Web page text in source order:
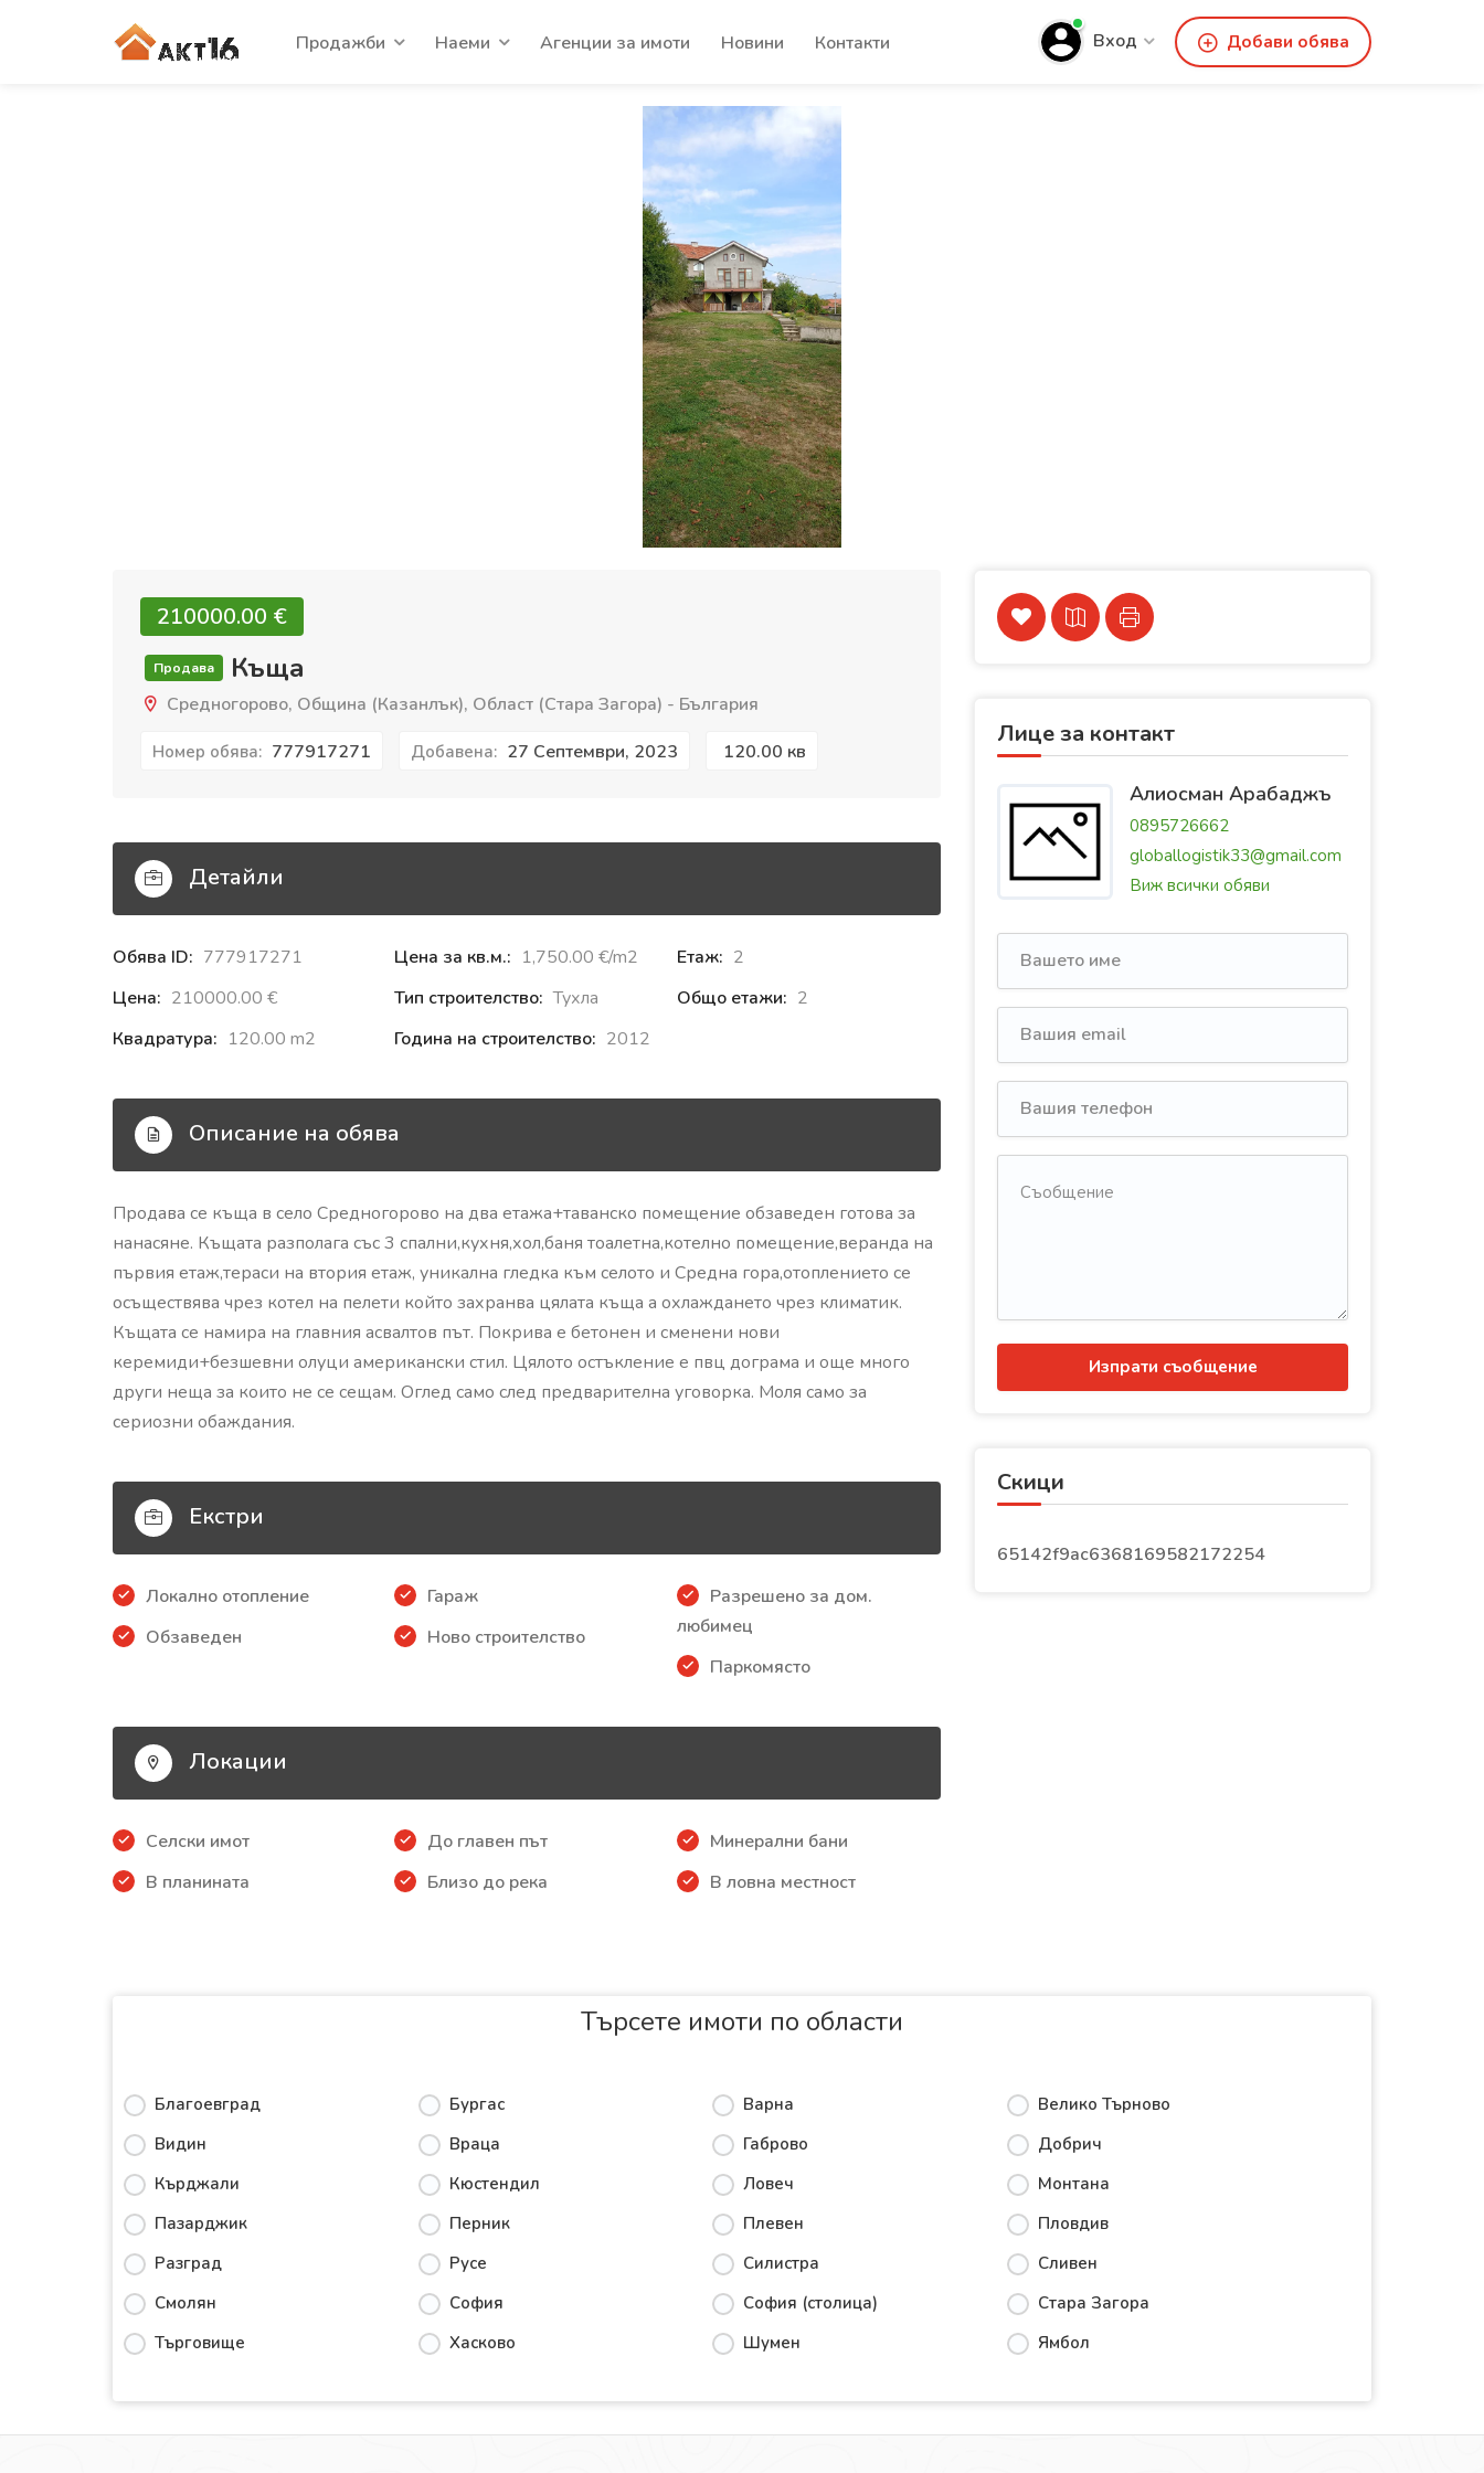
Продажби Наеми Агенции за имоти Новини Контакти Вход Добави обява
210000.00 €‎
Продава Къща
Средногорово, Община (Казанлък), Област (Стара Загора) - България
Номер обява: 777917271 Добавена: 27 Септември, 2023 120.00 кв
Детайли
Обява ID: 777917271
Цена: 210000.00 €‎
Квадратура: 120.00 m2
Цена за кв.м.: 1,750.00 €‎/m2
Тип строителство: Тухла
Година на строителство: 2012
Етаж: 2
Общо етажи: 2
Описание на обява
Продава се къща в село Средногорово на два етажа+таванско помещение обзаведен готова за
нанасяне. Къщата разполага със 3 спални,кухня,хол,баня тоалетна,котелно помещение,веранда на
първия етаж,тераси на втория етаж, уникална гледка към селото и Средна гора,отоплението се
осъществява чрез котел на пелети който захранва цялата къща а охлаждането чрез климатик.
Къщата се намира на главния асвалтов път. Покрива е бетонен и сменени нови
керемиди+безшевни олуци американски стил. Цялото остъкление е пвц дограма и още много
други неща за които не се сещам. Оглед само след предварителна уговорка. Моля само за
сериозни обаждания.
Екстри
Локално отопление
Обзаведен
Гараж
Ново строителство
Разрешено за дом.
любимец
Паркомясто
Локации
Селски имот
В планината
До главен път
Близо до река
Минерални бани
В ловна местност
Лице за контакт
Алиосман Арабаджъ
0895726662
globallogistik33@gmail.com
Виж всички обяви
Изпрати съобщение
Скици
65142f9ac6368169582172254
Търсете имоти по области
Благоевград Бургас Варна
Велико Търново
Видин
Враца Габрово
Добрич
Кърджали
Кюстендил Ловеч
Монтана
Пазарджик
Перник Плевен
Пловдив
Разград
Русе Силистра
Сливен
Смолян
София София (столица)
Стара Загора
Търговище
Хасково Шумен Ямбол